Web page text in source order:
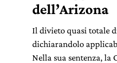
dell’Arizona
Il divieto quasi totale
dichiarandolo
Nella sua sentenza, la